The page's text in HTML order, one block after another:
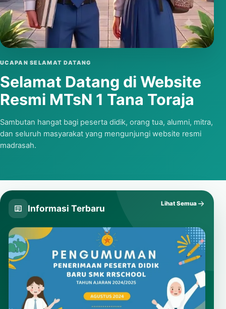
UCAPAN SELAMAT DATANG
Selamat Datang di Website
Resmi MTsN 1 Tana Toraja
Sambutan hangat bagi peserta didik, orang tua, alumni, mitra,
dan seluruh masyarakat yang mengunjungi website resmi
madrasah.
Putar video
Informasi Terbaru Lihat Semua